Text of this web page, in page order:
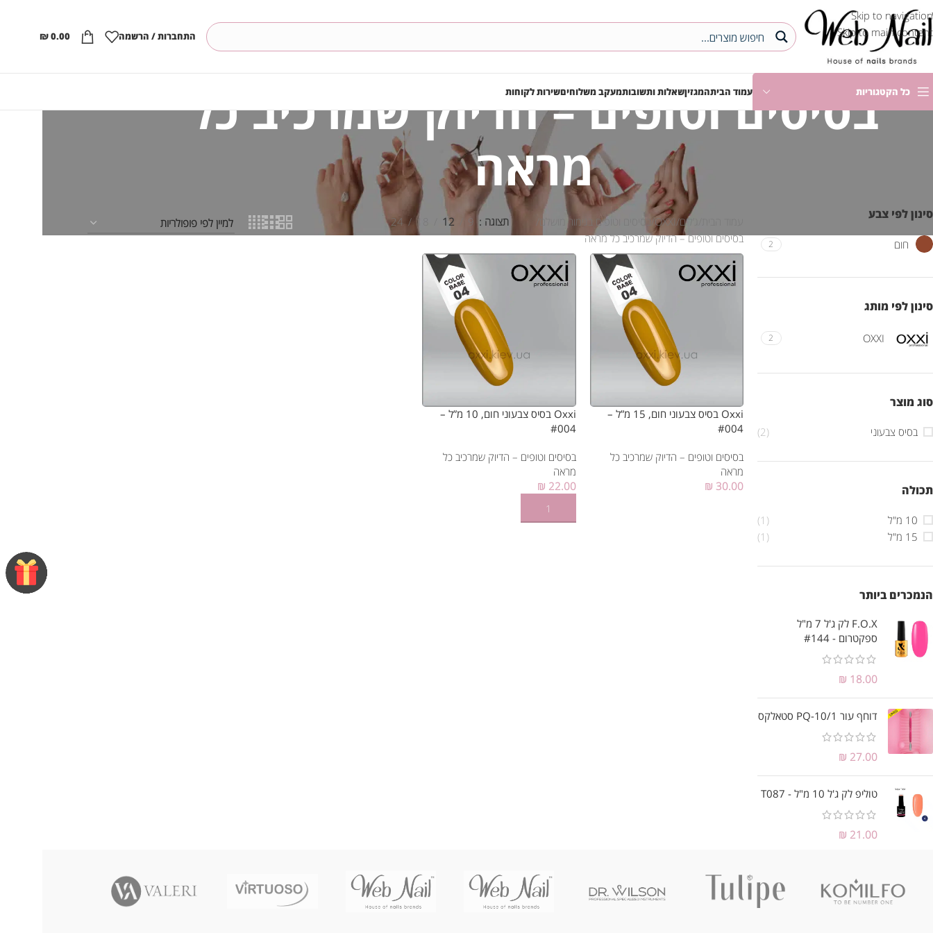
Skip to navigation
Skip to main content
התחברות / הרשמה ₪0.00
כל הקטגוריות עמוד הביתהמגזיןשאלות ותשובותמעקב משלוחיםשירות לקוחות
בסיסים וטופים – הדיוק שמרכיב כל
מראה
סינון לפי צבע
חום 2
סינון לפי מותג
OXXI
2
סוג מוצר
בסיס צבעוני (2)
תכולה
10 מ"ל
(1)
15 מ"ל
(1)
הנמכרים ביותר
F.O.X לק ג'ל 7 מ"ל
ספקטרום - #144
₪ 18.00
דוחף עור PQ-10/1 סטאלקס
₪ 27.00
טוליפ לק ג'ל 10 מ"ל - T087
₪ 21.00
ג’לים OXXI
בסיסים וטופים בגימור מושלם
בסיסים וטופים – הדיוק שמרכיב כל מראה
תצוגה 9
12
18
24
Oxxi בסיס צבעוני חום, 15 מ”ל –
#004
בסיסים וטופים – הדיוק שמרכיב כל
מראה
₪ 30.00
Oxxi בסיס צבעוני חום, 10 מ”ל –
#004
בסיסים וטופים – הדיוק שמרכיב כל
מראה
₪ 22.00
הוספה לסל